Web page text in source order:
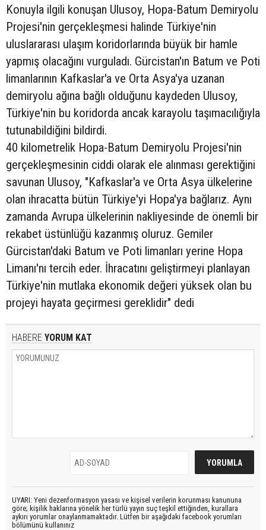
Konuyla ilgili konuşan Ulusoy, Hopa-Batum Demiryolu
Projesi'nin gerçekleşmesi halinde Türkiye'nin
uluslararası ulaşım koridorlarında büyük bir hamle
yapmış olacağını vurguladı. Gürcistan'ın Batum ve Poti
limanlarının Kafkaslar'a ve Orta Asya'ya uzanan
demiryolu ağına bağlı olduğunu kaydeden Ulusoy,
Türkiye'nin bu koridorda ancak karayolu taşımacılığıyla
tutunabildiğini bildirdi.
40 kilometrelik Hopa-Batum Demiryolu Projesi'nin
gerçekleşmesinin ciddi olarak ele alınması gerektiğini
savunan Ulusoy, "Kafkaslar'a ve Orta Asya ülkelerine
olan ihracatta bütün Türkiye'yi Hopa'ya bağlarız. Aynı
zamanda Avrupa ülkelerinin nakliyesinde de önemli bir
rekabet üstünlüğü kazanmış oluruz. Gemiler
Gürcistan'daki Batum ve Poti limanları yerine Hopa
Limanı'nı tercih eder. İhracatını geliştirmeyi planlayan
Türkiye'nin mutlaka ekonomik değeri yüksek olan bu
projeyi hayata geçirmesi gereklidir" dedi
HABERE YORUM KAT
UYARI: Yeni dezenformasyon yasası ve kişisel verilerin korunması kanununa
göre; kişilik haklarına yönelik her türlü yayın suç teşkil ettiğinden, kurallara
aykırı yorumlar onaylanmamaktadır. Lütfen bir aşağıdaki facebook yorumları
bölümünü kullanınız